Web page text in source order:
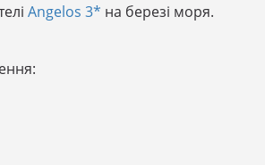
Angelos 3* на березі моря.